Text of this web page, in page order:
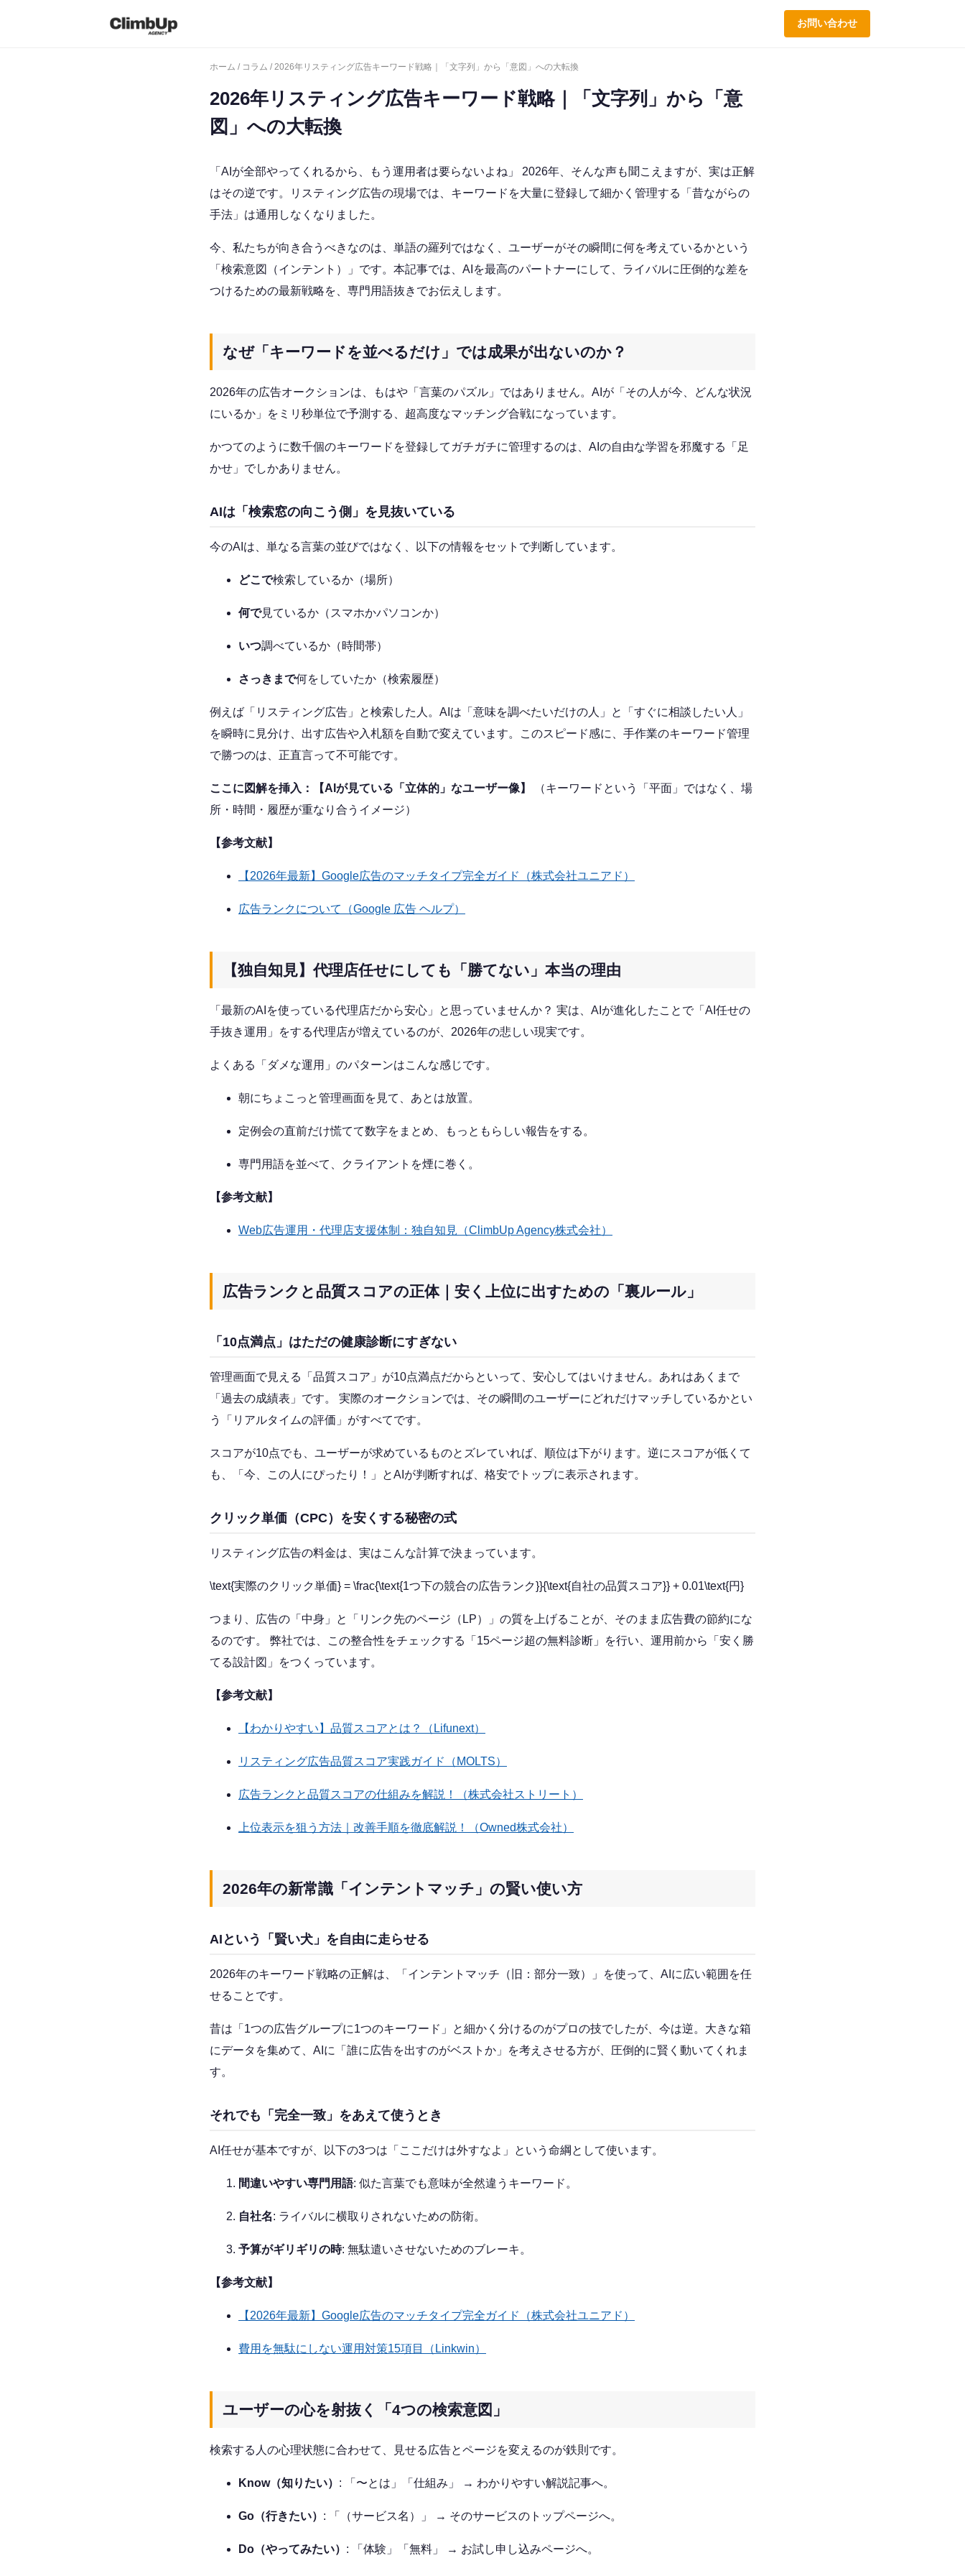
お問い合わせ
ホーム / コラム / 2026年リスティング広告キーワード戦略｜「文字列」から「意図」への大転換
2026年リスティング広告キーワード戦略｜「文字列」から「意
図」への大転換
「AIが全部やってくれるから、もう運用者は要らないよね」 2026年、そんな声も聞こえますが、実は正解
はその逆です。リスティング広告の現場では、キーワードを大量に登録して細かく管理する「昔ながらの
手法」は通用しなくなりました。
今、私たちが向き合うべきなのは、単語の羅列ではなく、ユーザーがその瞬間に何を考えているかという
「検索意図（インテント）」です。本記事では、AIを最高のパートナーにして、ライバルに圧倒的な差を
つけるための最新戦略を、専門用語抜きでお伝えします。
なぜ「キーワードを並べるだけ」では成果が出ないのか？
2026年の広告オークションは、もはや「言葉のパズル」ではありません。AIが「その人が今、どんな状況
にいるか」をミリ秒単位で予測する、超高度なマッチング合戦になっています。
かつてのように数千個のキーワードを登録してガチガチに管理するのは、AIの自由な学習を邪魔する「足
かせ」でしかありません。
AIは「検索窓の向こう側」を見抜いている
今のAIは、単なる言葉の並びではなく、以下の情報をセットで判断しています。
どこで検索しているか（場所）
何で見ているか（スマホかパソコンか）
いつ調べているか（時間帯）
さっきまで何をしていたか（検索履歴）
例えば「リスティング広告」と検索した人。AIは「意味を調べたいだけの人」と「すぐに相談したい人」
を瞬時に見分け、出す広告や入札額を自動で変えています。このスピード感に、手作業のキーワード管理
で勝つのは、正直言って不可能です。
ここに図解を挿入：【AIが見ている「立体的」なユーザー像】
（キーワードという「平面」ではなく、場
所・時間・履歴が重なり合うイメージ）
【参考文献】
【2026年最新】Google広告のマッチタイプ完全ガイド（株式会社ユニアド）
広告ランクについて（Google 広告 ヘルプ）
【独自知見】代理店任せにしても「勝てない」本当の理由
「最新のAIを使っている代理店だから安心」と思っていませんか？ 実は、AIが進化したことで「AI任せの
手抜き運用」をする代理店が増えているのが、2026年の悲しい現実です。
よくある「ダメな運用」のパターンはこんな感じです。
朝にちょこっと管理画面を見て、あとは放置。
定例会の直前だけ慌てて数字をまとめ、もっともらしい報告をする。
専門用語を並べて、クライアントを煙に巻く。
【参考文献】
Web広告運用・代理店支援体制：独自知見（ClimbUp Agency株式会社）
広告ランクと品質スコアの正体｜安く上位に出すための「裏ルール」
「10点満点」はただの健康診断にすぎない
管理画面で見える「品質スコア」が10点満点だからといって、安心してはいけません。あれはあくまで
「過去の成績表」です。 実際のオークションでは、その瞬間のユーザーにどれだけマッチしているかとい
う「リアルタイムの評価」がすべてです。
スコアが10点でも、ユーザーが求めているものとズレていれば、順位は下がります。逆にスコアが低くて
も、「今、この人にぴったり！」とAIが判断すれば、格安でトップに表示されます。
クリック単価（CPC）を安くする秘密の式
リスティング広告の料金は、実はこんな計算で決まっています。
\text{実際のクリック単価} = \frac{\text{1つ下の競合の広告ランク}}{\text{自社の品質スコア}} + 0.01\text{円}
つまり、広告の「中身」と「リンク先のページ（LP）」の質を上げることが、そのまま広告費の節約にな
るのです。 弊社では、この整合性をチェックする「15ページ超の無料診断」を行い、運用前から「安く勝
てる設計図」をつくっています。
【参考文献】
【わかりやすい】品質スコアとは？（Lifunext）
リスティング広告品質スコア実践ガイド（MOLTS）
広告ランクと品質スコアの仕組みを解説！（株式会社ストリート）
上位表示を狙う方法｜改善手順を徹底解説！（Owned株式会社）
2026年の新常識「インテントマッチ」の賢い使い方
AIという「賢い犬」を自由に走らせる
2026年のキーワード戦略の正解は、「インテントマッチ（旧：部分一致）」を使って、AIに広い範囲を任
せることです。
昔は「1つの広告グループに1つのキーワード」と細かく分けるのがプロの技でしたが、今は逆。大きな箱
にデータを集めて、AIに「誰に広告を出すのがベストか」を考えさせる方が、圧倒的に賢く動いてくれま
す。
それでも「完全一致」をあえて使うとき
AI任せが基本ですが、以下の3つは「ここだけは外すなよ」という命綱として使います。
間違いやすい専門用語: 似た言葉でも意味が全然違うキーワード。
自社名: ライバルに横取りされないための防衛。
予算がギリギリの時: 無駄遣いさせないためのブレーキ。
【参考文献】
【2026年最新】Google広告のマッチタイプ完全ガイド（株式会社ユニアド）
費用を無駄にしない運用対策15項目（Linkwin）
ユーザーの心を射抜く「4つの検索意図」
検索する人の心理状態に合わせて、見せる広告とページを変えるのが鉄則です。
Know（知りたい） : 「〜とは」「仕組み」 → わかりやすい解説記事へ。
Go（行きたい） : 「（サービス名）」 → そのサービスのトップページへ。
Do（やってみたい） : 「体験」「無料」 → お試し申し込みページへ。